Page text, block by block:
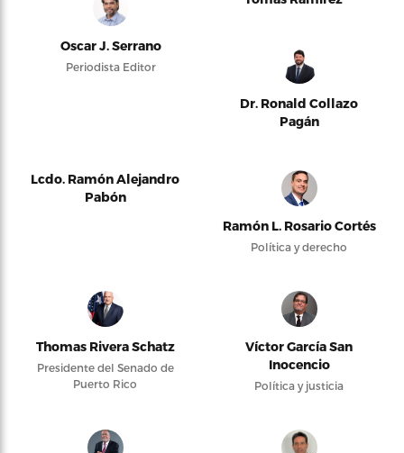
Oscar J. Serrano
Periodista Editor
Dr. Ronald Collazo
Pagán
Lcdo. Ramón Alejandro
Pabón
Ramón L. Rosario Cortés
Política y derecho
Thomas Rivera Schatz
Presidente del Senado de
Puerto Rico
Víctor García San
Inocencio
Política y justicia